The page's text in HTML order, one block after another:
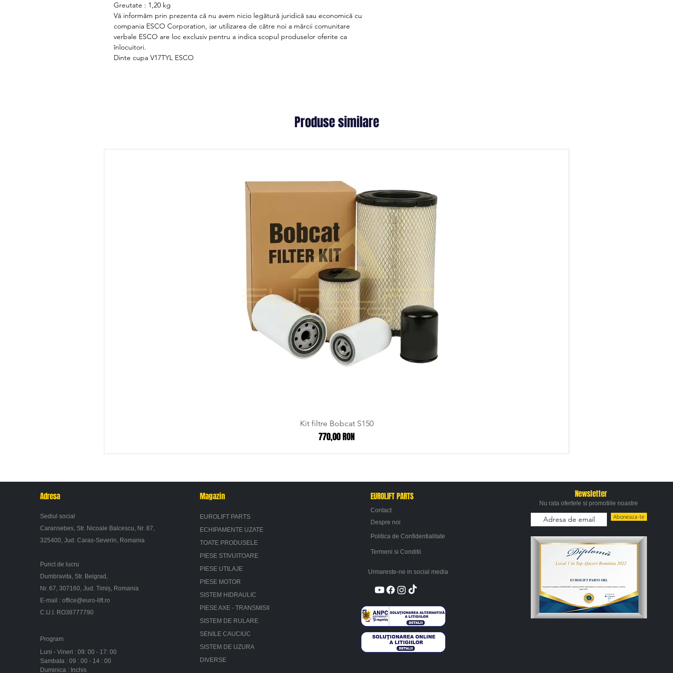
Greutate : 1,20 kg
Vă informăm prin prezenta că nu avem nicio legătură juridică sau economică cu
compania ESCO Corporation, iar utilizarea de către noi a mărcii comunitare
verbale ESCO are loc exclusiv pentru a indica scopul produselor oferite ca
înlocuitori.
Dinte cupa V17TYL ESCO
Produse similare
Kit filtre Bobcat S150
Preț
770,00 RON
Adresa
Sediul social
Caransebes, Str. Nicoale Balcescu, Nr. 87,
325400, Jud. Caras-Severin, Romania
Punct de lucru
Dumbravita, Str. Belgrad,
Nr. 67, 307160, Jud. Timiș, Romania
E-mail : office@euro-lift.ro
C.U.I. RO38777790
Program
Luni - Vineri : 09: 00 - 17: 00
Sambata : 09 : 00 - 14 : 00
Duminica : Inchis
Magazin
EUROLIFT PARTS
ECHIPAMENTE UZATE
TOATE PRODUSELE
PIESE STIVUITOARE
PIESE UTILAJE
PIESE MOTOR
SISTEM HIDRAULIC
PIESE AXE - TRANSMISII
SISTEM DE RULARE
SENILE CAUCIUC
SISTEM DE UZURA
DIVERSE
EUROLIFT PARTS
Contact
Despre noi
Politica de Confidentialitate
Termeni si Conditii
Urmareste-ne in social media
Newsletter
Nu rata ofertele si promotiile noastre
Aboneaza-te